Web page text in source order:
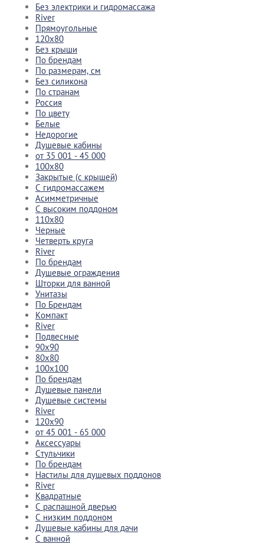
Без электрики и гидромассажа
River
Прямоугольные
120x80
Без крыши
По брендам
По размерам, см
Без силикона
По странам
Россия
По цвету
Белые
Недорогие
Душевые кабины
от 35 001 - 45 000
100x80
Закрытые (с крышей)
С гидромассажем
Асимметричные
С высоким поддоном
110x80
Черные
Четверть круга
River
По брендам
Душевые ограждения
Шторки для ванной
Унитазы
По Брендам
Компакт
River
Подвесные
90x90
80x80
100x100
По брендам
Душевые панели
Душевые системы
River
120x90
от 45 001 - 65 000
Аксессуары
Стульчики
По брендам
Настилы для душевых поддонов
River
Квадратные
С распашной дверью
С низким поддоном
Душевые кабины для дачи
С ванной